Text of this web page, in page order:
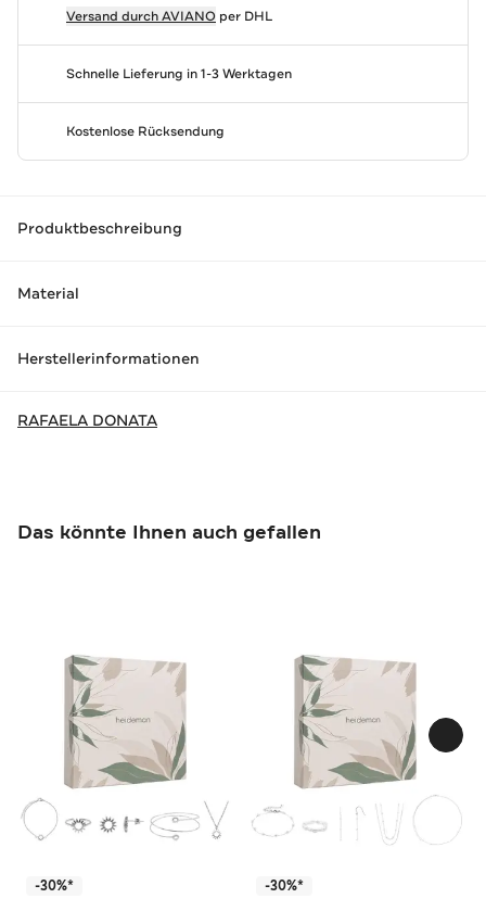
Versand durchAVIANOper DHL
Schnelle Lieferung in 1-3 Werktagen
Kostenlose Rücksendung
Produktbeschreibung
Material
Herstellerinformationen
RAFAELA DONATA
Das könnte Ihnen auch gefallen
-30%* -30%*